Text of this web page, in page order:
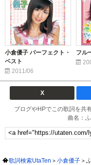
小倉優子 パーフェクト・
ベスト
2011/06
フル
X
ブログやHPでこの歌詞を共
曲名：
歌詞検索UtaTen 小倉優子